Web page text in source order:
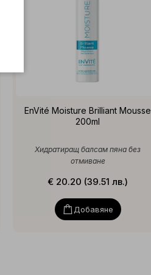
EnVité Moisture Brilliant Mousse
200ml
Хидратиращ балсам пяна без
отмиване
€ 20.20 (39.51 лв.)
Добавяне